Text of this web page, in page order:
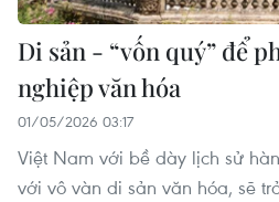
Di sản - “vốn quý” để
nghiệp văn hóa
01/05/2026 03:17
Việt Nam với bề dày lịch sử
với vô vàn di sản văn hóa, sẽ